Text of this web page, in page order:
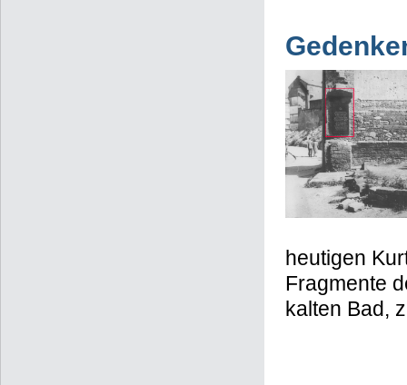
heutigen
Fragmente
kalten Bad,